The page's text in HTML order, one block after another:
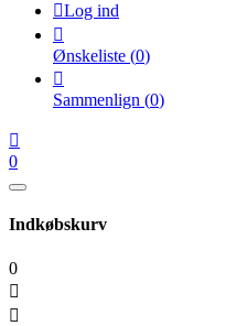
Log ind

Ønskeliste (0)

Sammenlign (0)

0
Indkøbskurv
0

